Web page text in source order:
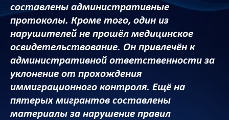
составлены административные
протоколы. Кроме того, один из
нарушителей не прошёл медицинское
освидетельствование. Он привлечён к
административной ответственности за
уклонение от прохождения
иммиграционного контроля. Ещё на
пятерых мигрантов составлены
материалы за нарушение правил